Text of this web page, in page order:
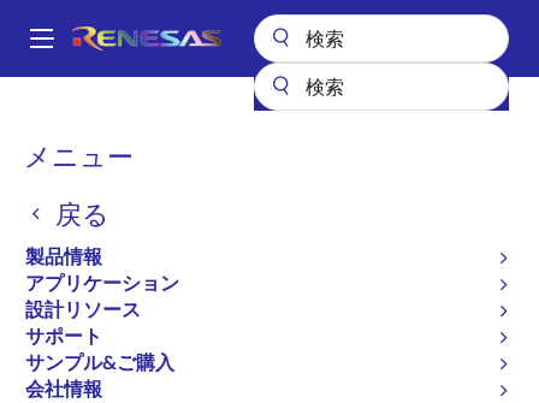
ン
Main
メニュー
戻る
製品情報
アプリケーション
設計リソース
サポート
サンプル&ご購入
会社情報
パ
く
ず
SH7731
SH7731
廃止品
32 ビットマイクロコントローラ